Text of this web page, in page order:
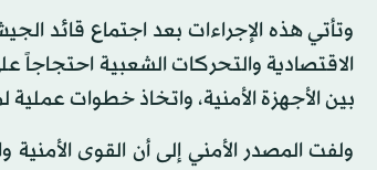
وتأتي هذه الإجراءات بعد اجتماع قائد
الاقتصادية والتحركات الشعبية احتجاجاً
بين الأجهزة الأمنية، واتخاذ خطوات
ولفت المصدر الأمني إلى أن القوى